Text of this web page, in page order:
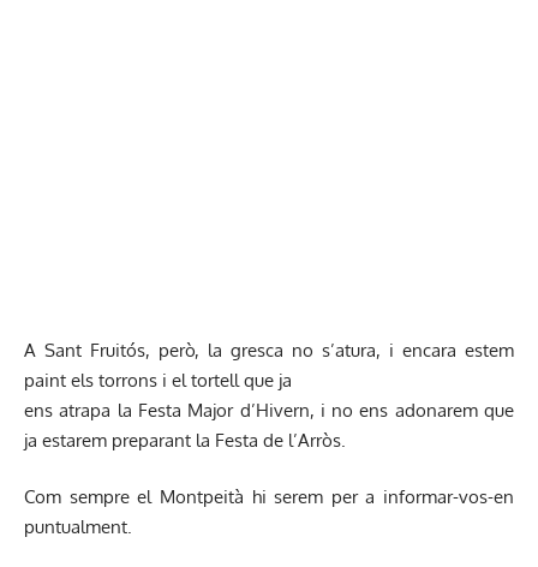
A Sant Fruitós, però, la gresca no s’atura, i encara estem
paint els torrons i el tortell que ja
ens atrapa la Festa Major d’Hivern, i no ens adonarem que
ja estarem preparant la Festa de l’Arròs.
Com sempre el Montpeità hi serem per a informar-vos-en
puntualment.